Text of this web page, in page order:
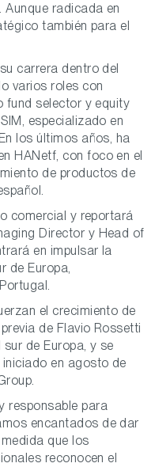
radicada en
también para el
carrera dentro del
varios roles con
fund selector y equity
especializado en
los últimos años, ha
HANetf, con foco en el
de productos de
comercial y reportará
Director y Head of
en impulsar la
de Europa,
el crecimiento de
de Flavio Rossetti
de Europa, y se
iniciado en agosto de
responsable para
encantados de dar
que los
reconocen el